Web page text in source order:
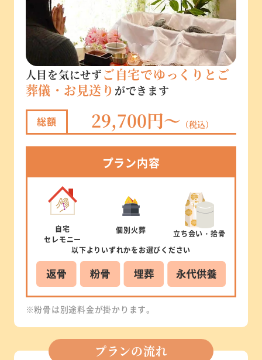
人目を気にせずご自宅でゆっくりとご
葬儀・お見送り ができます
総額 29,700円～ （税込）
プラン内容
自宅
セレモニー
個別火葬 立ち会い ・拾骨
以下より いずれかをお選びください
※粉骨は別途料金が掛かります。
プランの流れ